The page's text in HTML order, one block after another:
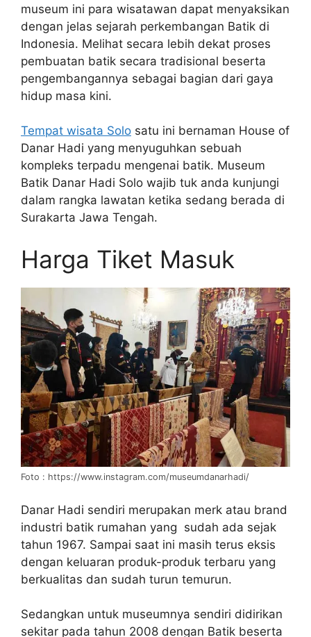
museum ini para wisatawan dapat menyaksikan
dengan jelas sejarah perkembangan Batik di
Indonesia. Melihat secara lebih dekat proses
pembuatan batik secara tradisional beserta
pengembangannya sebagai bagian dari gaya
hidup masa kini.
Tempat wisata Solo satu ini bernaman House of
Danar Hadi yang menyuguhkan sebuah
kompleks terpadu mengenai batik. Museum
Batik Danar Hadi Solo wajib tuk anda kunjungi
dalam rangka lawatan ketika sedang berada di
Surakarta Jawa Tengah.
Harga Tiket Masuk
Foto : https://www.instagram.com/museumdanarhadi/
Danar Hadi sendiri merupakan merk atau brand
industri batik rumahan yang sudah ada sejak
tahun 1967. Sampai saat ini masih terus eksis
dengan keluaran produk-produk terbaru yang
berkualitas dan sudah turun temurun.
Sedangkan untuk museumnya sendiri didirikan
sekitar pada tahun 2008 dengan Batik beserta